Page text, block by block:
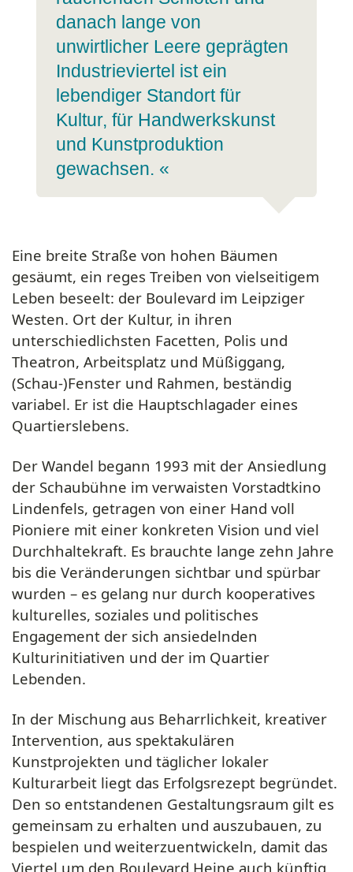
danach lange von
unwirtlicher Leere geprägten
Industrieviertel ist ein
lebendiger Standort für
Kultur, für Handwerkskunst
und Kunstproduktion
gewachsen. «
Eine breite Straße von hohen Bäumen
gesäumt, ein reges Treiben von vielseitigem
Leben beseelt: der Boulevard im Leipziger
Westen. Ort der Kultur, in ihren
unterschiedlichsten Facetten, Polis und
Theatron, Arbeitsplatz und Müßiggang,
(Schau-)Fenster und Rahmen, beständig
variabel. Er ist die Hauptschlagader eines
Quartierslebens.
Der Wandel begann 1993 mit der Ansiedlung
der Schaubühne im verwaisten Vorstadtkino
Lindenfels, getragen von einer Hand voll
Pioniere mit einer konkreten Vision und viel
Durchhaltekraft. Es brauchte lange zehn Jahre
bis die Veränderungen sichtbar und spürbar
wurden – es gelang nur durch kooperatives
kulturelles, soziales und politisches
Engagement der sich ansiedelnden
Kulturinitiativen und der im Quartier
Lebenden.
In der Mischung aus Beharrlichkeit, kreativer
Intervention, aus spektakulären
Kunstprojekten und täglicher lokaler
Kulturarbeit liegt das Erfolgsrezept begründet.
Den so entstandenen Gestaltungsraum gilt es
gemeinsam zu erhalten und auszubauen, zu
bespielen und weiterzuentwickeln, damit das
Viertel um den Boulevard Heine auch künftig